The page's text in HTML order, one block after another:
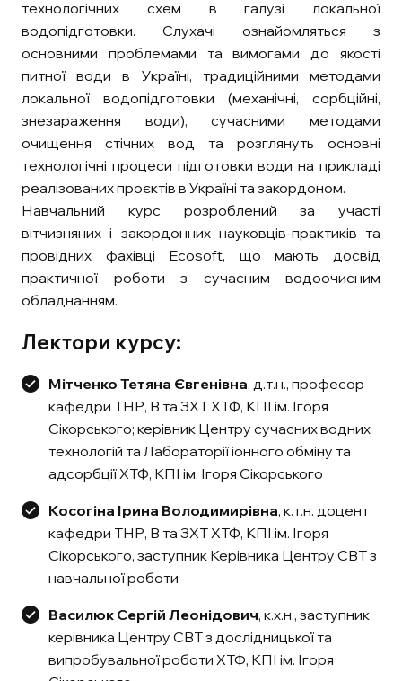
технологічних схем в галузі локальної
водопідготовки. Слухачі ознайомляться з
основними проблемами та вимогами до якості
питної води в Україні, традиційними методами
локальної водопідготовки (механічні, сорбційні,
знезараження води), сучасними методами
очищення стічних вод та розглянуть основні
технологічні процеси підготовки води на прикладі
реалізованих проєктів в Україні та закордоном.
Навчальний курс розроблений за участі
вітчизняних і закордонних науковців-практиків та
провідних фахівці Ecosoft, що мають досвід
практичної роботи з сучасним водоочисним
обладнанням.
Лектори курсу:
Мітченко Тетяна Євгенівна, д.т.н., професор
кафедри ТНР, В та ЗХТ ХТФ, КПІ ім. Ігоря
Сікорського; керівник Центру сучасних водних
технологій та Лабораторії іонного обміну та
адсорбції ХТФ, КПІ ім. Ігоря Сікорського
Косогіна Ірина Володимирівна, к.т.н. доцент
кафедри ТНР, В та ЗХТ ХТФ, КПІ ім. Ігоря
Сікорського, заступник Керівника Центру СВТ з
навчальної роботи
Василюк Сергій Леонідович, к.х.н., заступник
керівника Центру СВТ з дослідницької та
випробувальної роботи ХТФ, КПІ ім. Ігоря